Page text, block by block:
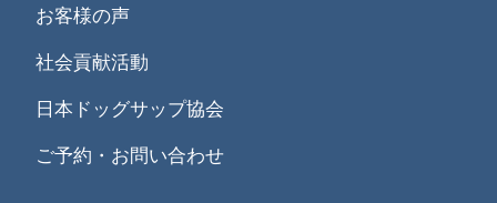
お客様の声
社会貢献活動
日本ドッグサップ協会
ご予約・お問い合わせ